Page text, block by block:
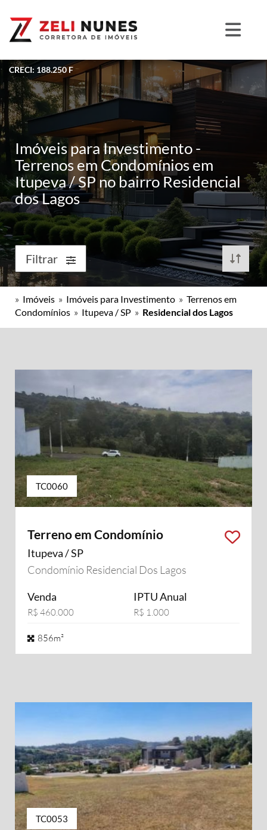
CRECI: 188.250 F
Imóveis para Investimento -
Terrenos em Condomínios em
Itupeva / SP no bairro Residencial
dos Lagos
Filtrar
» Imóveis » Imóveis para Investimento » Terrenos em
Condomínios » Itupeva / SP » Residencial dos Lagos
TC0060
Terreno em Condomínio
Itupeva / SP
Condomínio Residencial Dos Lagos
Venda
R$ 460.000
IPTU Anual
R$ 1.000
856m²
TC0053